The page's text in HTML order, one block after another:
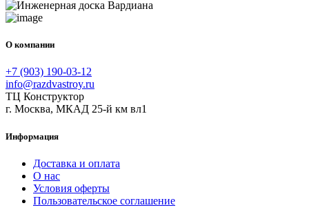
О компании
+7 (903) 190-03-12
info@razdvastroy.ru
ТЦ Конструктор
г. Москва, МКАД 25-й км вл1
Информация
Доставка и оплата
О нас
Условия оферты
Пользовательское соглашение